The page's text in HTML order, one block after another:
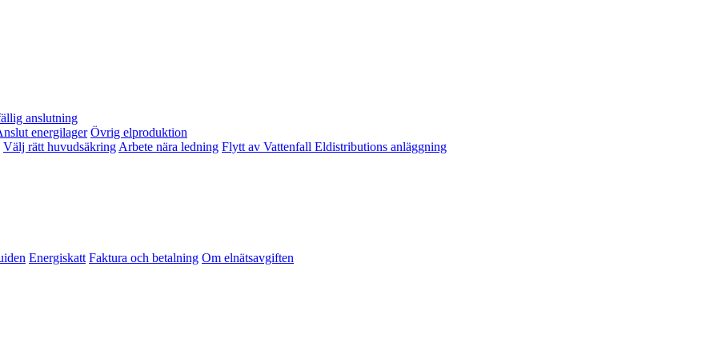
anslutning
energilager Övrig elproduktion
Välj rätt huvudsäkring Arbete nära ledning Flytt av Vattenfall Eldistributions anläggning
Energiskatt Faktura och betalning Om elnätsavgiften